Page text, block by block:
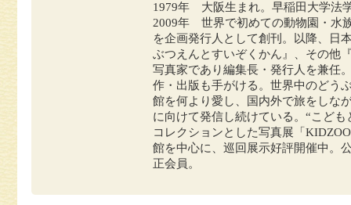
1979年 大阪生まれ。早稲田大学法
2009年 世界で初めての動物園・水
を企画発行人として創刊。以降、日
ぶつえんとすいぞくかん』、その他
写真家であり編集長・発行人を兼任
作・出版も手がける。世界中のどう
館を何より愛し、国内外で旅をしな
に向けて発信し続けている。“こど
コレクションとした写真展「
館を中心に、巡回展示好評開催中。
正会員。